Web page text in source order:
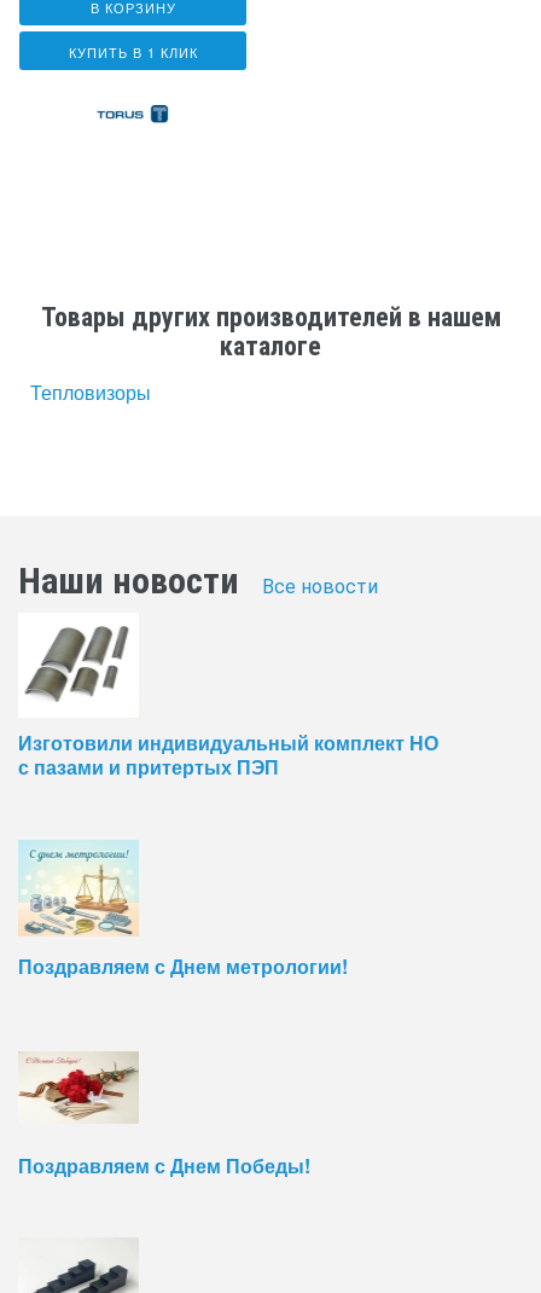
В КОРЗИНУ
КУПИТЬ В 1 КЛИК
Товары других производителей в нашем
каталоге
Тепловизоры
Наши новости Все новости
Изготовили индивидуальный комплект НО
с пазами и притертых ПЭП
Поздравляем с Днем метрологии!
Поздравляем с Днем Победы!